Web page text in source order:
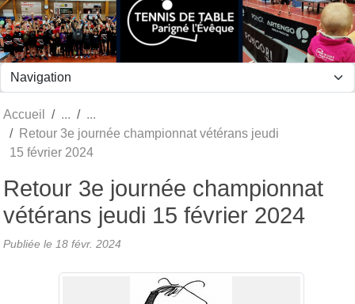
Accueil
Retour 3e journée championnat vétérans jeudi
15 février 2024
Retour 3e journée championnat
vétérans jeudi 15 février 2024
Publiée le 18 févr. 2024
Panneau de gestion des cookies